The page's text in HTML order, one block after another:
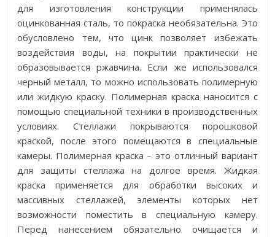
для изготовления конструкции применялась
оцинкованная сталь, то покраска необязательна. Это
обусловлено тем, что цинк позволяет избежать
воздействия воды, на покрытии практически не
образовывается ржавчина. Если же использовался
черный металл, то можно использовать полимерную
или жидкую краску. Полимерная краска наносится с
помощью специальной техники в производственных
условиях. Стеллажи покрываются порошковой
краской, после этого помещаются в специальные
камеры. Полимерная краска – это отличный вариант
для защиты стеллажа на долгое время. Жидкая
краска применяется для обработки высоких и
массивных стеллажей, элементы которых нет
возможности поместить в специальную камеру.
Перед нанесением обязательно очищается и